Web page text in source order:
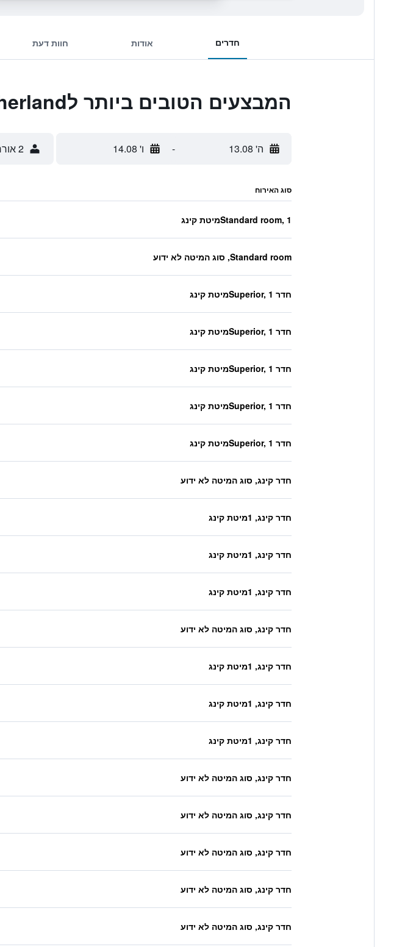
חדרים אודות חוות דעת
המבצעים הטובים ביותר לThe Sherry Netherland
ה' 13.08 - ו' 14.08 2 אורחים, חדר 1
סוג האירוח
Standard room, 1מיטת קינג
Standard room, סוג המיטה לא ידוע
חדר Superior, 1מיטת קינג
חדר Superior, 1מיטת קינג
חדר Superior, 1מיטת קינג
חדר Superior, 1מיטת קינג
חדר Superior, 1מיטת קינג
חדר קינג, סוג המיטה לא ידוע
חדר קינג, 1מיטת קינג
חדר קינג, 1מיטת קינג
חדר קינג, 1מיטת קינג
חדר קינג, סוג המיטה לא ידוע
חדר קינג, 1מיטת קינג
חדר קינג, 1מיטת קינג
חדר קינג, 1מיטת קינג
חדר קינג, סוג המיטה לא ידוע
חדר קינג, סוג המיטה לא ידוע
חדר קינג, סוג המיטה לא ידוע
חדר קינג, סוג המיטה לא ידוע
חדר קינג, סוג המיטה לא ידוע